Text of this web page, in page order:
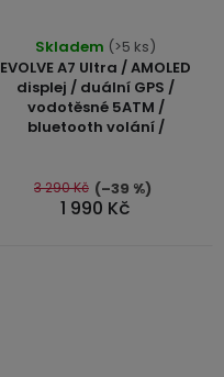
EVOLVE A7 Ultra / AMOLED
displej / duální GPS /
vodotěsné 5ATM /
bluetooth volání /
hodnocení
produktu
je
5,0
5
hvězdiček.
Skladem (>5 ks)
1 990 Kč
3 290 Kč (–39 %)